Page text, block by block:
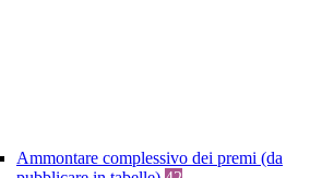
Ammontare complessivo dei premi (da